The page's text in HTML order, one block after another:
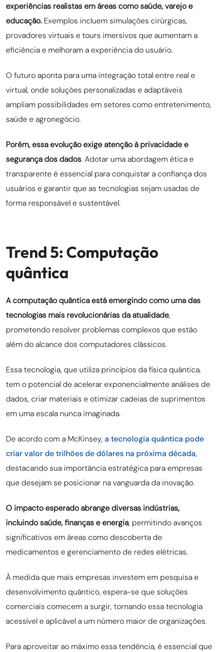
experiências realistas em áreas como saúde, varejo e
educação. Exemplos incluem simulações cirúrgicas,
provadores virtuais e tours imersivos que aumentam a
eficiência e melhoram a experiência do usuário.
O futuro aponta para uma integração total entre real e
virtual, onde soluções personalizadas e adaptáveis
ampliam possibilidades em setores como entretenimento,
saúde e agronegócio.
Porém, essa evolução exige atenção à privacidade e
segurança dos dados. Adotar uma abordagem ética e
transparente é essencial para conquistar a confiança dos
usuários e garantir que as tecnologias sejam usadas de
forma responsável e sustentável.
Trend 5: Computação
quântica
A computação quântica está emergindo como uma das
tecnologias mais revolucionárias da atualidade,
prometendo resolver problemas complexos que estão
além do alcance dos computadores clássicos.
Essa tecnologia, que utiliza princípios da física quântica,
tem o potencial de acelerar exponencialmente análises de
dados, criar materiais e otimizar cadeias de suprimentos
em uma escala nunca imaginada.
De acordo com a McKinsey, a tecnologia quântica pode
criar valor de trilhões de dólares na próxima década,
destacando sua importância estratégica para empresas
que desejam se posicionar na vanguarda da inovação.
O impacto esperado abrange diversas indústrias,
incluindo saúde, finanças e energia, permitindo avanços
significativos em áreas como descoberta de
medicamentos e gerenciamento de redes elétricas.
À medida que mais empresas investem em pesquisa e
desenvolvimento quântico, espera-se que soluções
comerciais comecem a surgir, tornando essa tecnologia
acessível e aplicável a um número maior de organizações.
Para aproveitar ao máximo essa tendência, é essencial que